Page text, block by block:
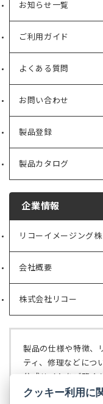
お知らせ一覧
ご利用ガイド
よくある質問
お問い合わせ
製品登録
製品カタログ
企業情報
リコーイメージング
（新
タ
ブ
で
開
く）
会社概要
（新
タ
ブ
で
く）
株式会社リコー
（新
ブ
で
開
製品の仕様や特徴、
ティ、修理などにつ
公式サイトをご覧く
リコーイメージング
（新
クッキー利用に